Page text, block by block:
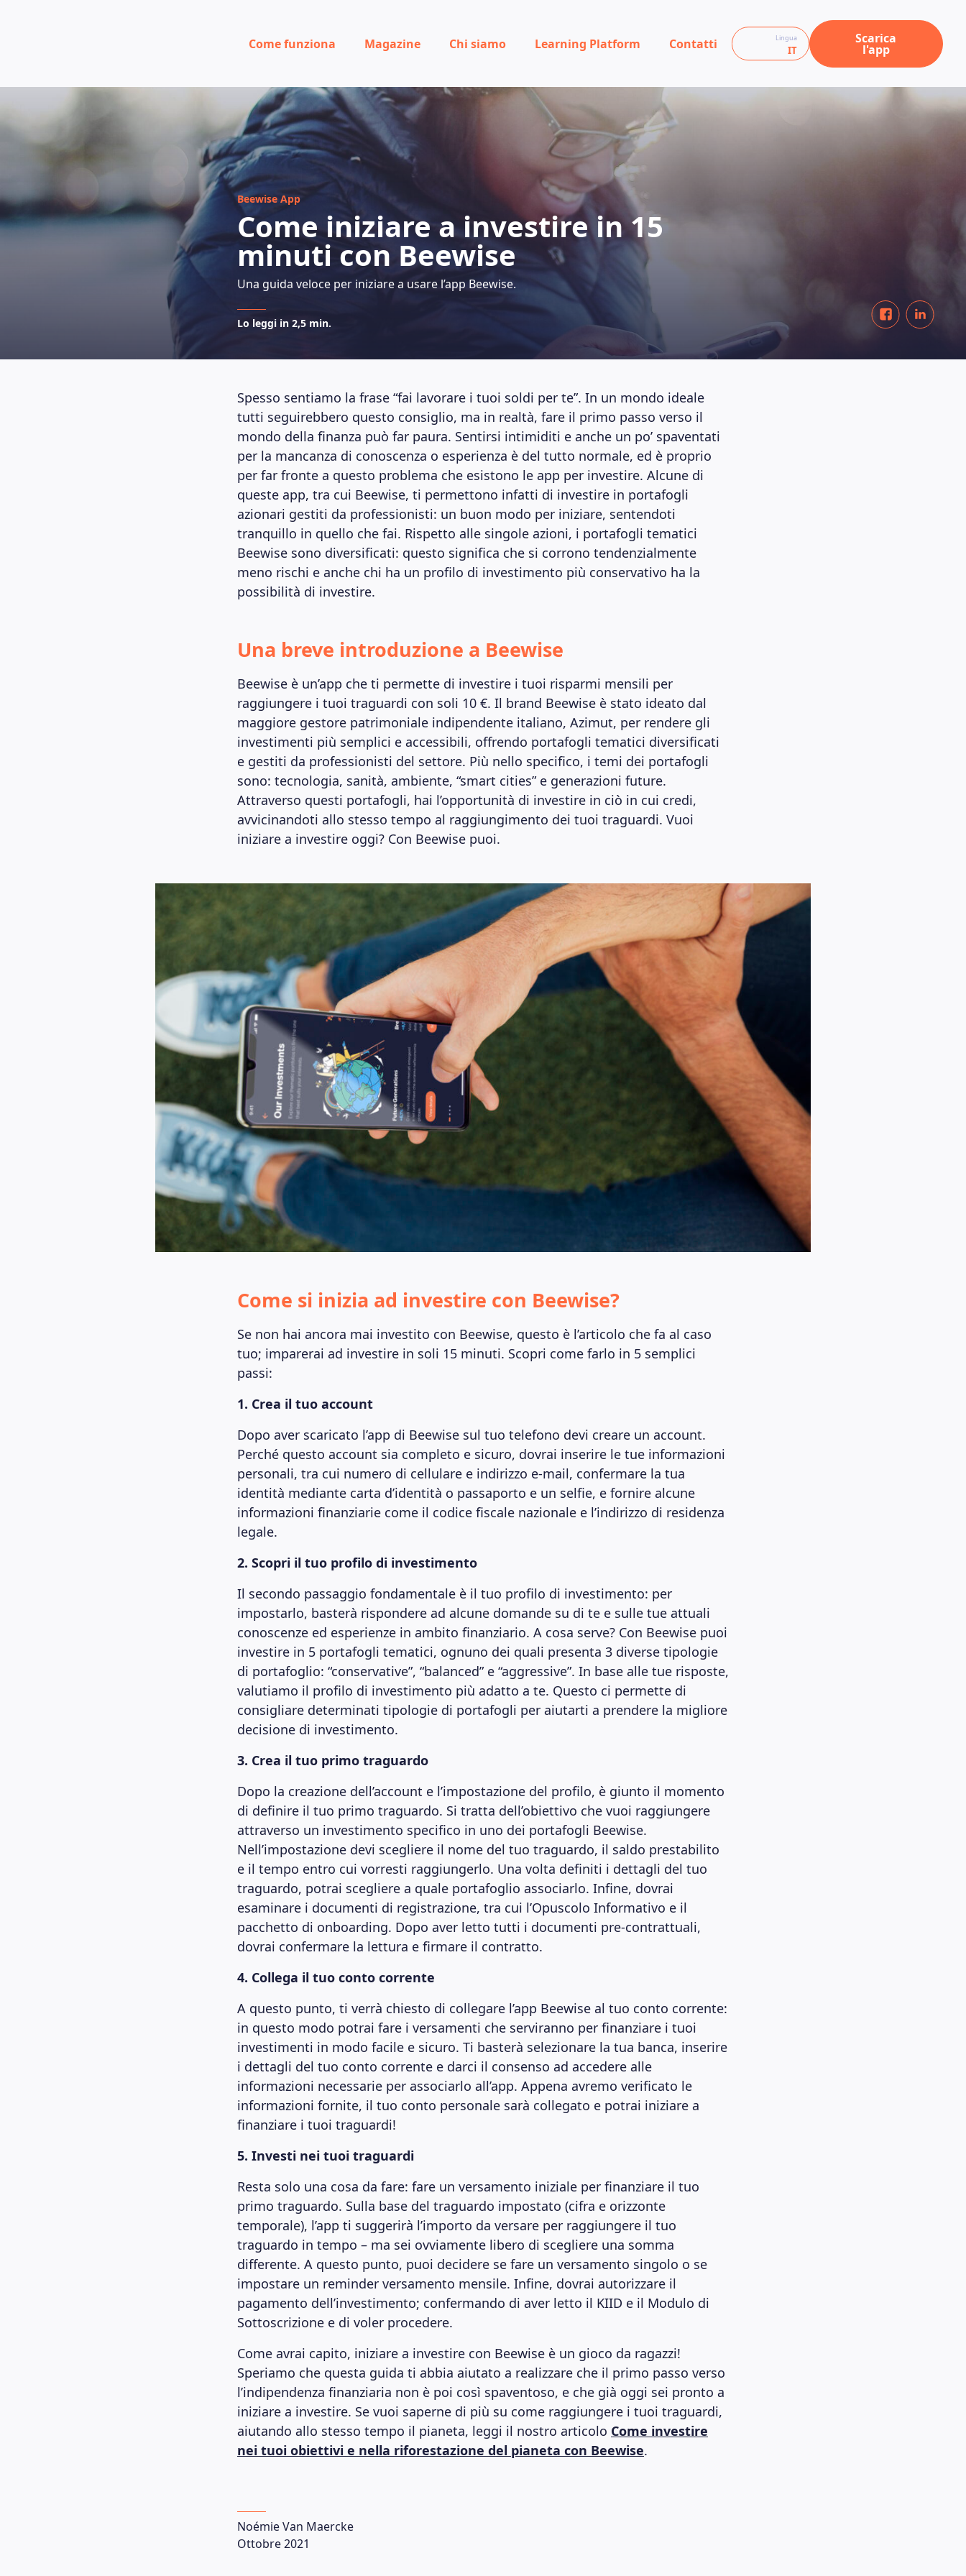
Come funziona Magazine Chi siamo Learning Platform Contatti Lingua
IT
Scarica
l'app
Beewise App
Come iniziare a investire in 15
minuti con Beewise
Una guida veloce per iniziare a usare l’app Beewise.
Lo leggi in 2,5 min.
Spesso sentiamo la frase “fai lavorare i tuoi soldi per te”. In un mondo ideale
tutti seguirebbero questo consiglio, ma in realtà, fare il primo passo verso il
mondo della finanza può far paura. Sentirsi intimiditi e anche un po’ spaventati
per la mancanza di conoscenza o esperienza è del tutto normale, ed è proprio
per far fronte a questo problema che esistono le app per investire. Alcune di
queste app, tra cui Beewise, ti permettono infatti di investire in portafogli
azionari gestiti da professionisti: un buon modo per iniziare, sentendoti
tranquillo in quello che fai. Rispetto alle singole azioni, i portafogli tematici
Beewise sono diversificati: questo significa che si corrono tendenzialmente
meno rischi e anche chi ha un profilo di investimento più conservativo ha la
possibilità di investire.
Una breve introduzione a Beewise
Beewise è un’app che ti permette di investire i tuoi risparmi mensili per
raggiungere i tuoi traguardi con soli 10 €. Il brand Beewise è stato ideato dal
maggiore gestore patrimoniale indipendente italiano, Azimut, per rendere gli
investimenti più semplici e accessibili, offrendo portafogli tematici diversificati
e gestiti da professionisti del settore. Più nello specifico, i temi dei portafogli
sono: tecnologia, sanità, ambiente, “smart cities” e generazioni future.
Attraverso questi portafogli, hai l’opportunità di investire in ciò in cui credi,
avvicinandoti allo stesso tempo al raggiungimento dei tuoi traguardi. Vuoi
iniziare a investire oggi? Con Beewise puoi.
Come si inizia ad investire con Beewise?
Se non hai ancora mai investito con Beewise, questo è l’articolo che fa al caso
tuo; imparerai ad investire in soli 15 minuti. Scopri come farlo in 5 semplici
passi:
1. Crea il tuo account
Dopo aver scaricato l’app di Beewise sul tuo telefono devi creare un account.
Perché questo account sia completo e sicuro, dovrai inserire le tue informazioni
personali, tra cui numero di cellulare e indirizzo e-mail, confermare la tua
identità mediante carta d’identità o passaporto e un selfie, e fornire alcune
informazioni finanziarie come il codice fiscale nazionale e l’indirizzo di residenza
legale.
2. Scopri il tuo profilo di investimento
Il secondo passaggio fondamentale è il tuo profilo di investimento: per
impostarlo, basterà rispondere ad alcune domande su di te e sulle tue attuali
conoscenze ed esperienze in ambito finanziario. A cosa serve? Con Beewise puoi
investire in 5 portafogli tematici, ognuno dei quali presenta 3 diverse tipologie
di portafoglio: “conservative”, “balanced” e “aggressive”. In base alle tue risposte,
valutiamo il profilo di investimento più adatto a te. Questo ci permette di
consigliare determinati tipologie di portafogli per aiutarti a prendere la migliore
decisione di investimento.
3. Crea il tuo primo traguardo
Dopo la creazione dell’account e l’impostazione del profilo, è giunto il momento
di definire il tuo primo traguardo. Si tratta dell’obiettivo che vuoi raggiungere
attraverso un investimento specifico in uno dei portafogli Beewise.
Nell’impostazione devi scegliere il nome del tuo traguardo, il saldo prestabilito
e il tempo entro cui vorresti raggiungerlo. Una volta definiti i dettagli del tuo
traguardo, potrai scegliere a quale portafoglio associarlo. Infine, dovrai
esaminare i documenti di registrazione, tra cui l’Opuscolo Informativo e il
pacchetto di onboarding. Dopo aver letto tutti i documenti pre-contrattuali,
dovrai confermare la lettura e firmare il contratto.
4. Collega il tuo conto corrente
A questo punto, ti verrà chiesto di collegare l’app Beewise al tuo conto corrente:
in questo modo potrai fare i versamenti che serviranno per finanziare i tuoi
investimenti in modo facile e sicuro. Ti basterà selezionare la tua banca, inserire
i dettagli del tuo conto corrente e darci il consenso ad accedere alle
informazioni necessarie per associarlo all’app. Appena avremo verificato le
informazioni fornite, il tuo conto personale sarà collegato e potrai iniziare a
finanziare i tuoi traguardi!
5. Investi nei tuoi traguardi
Resta solo una cosa da fare: fare un versamento iniziale per finanziare il tuo
primo traguardo. Sulla base del traguardo impostato (cifra e orizzonte
temporale), l’app ti suggerirà l’importo da versare per raggiungere il tuo
traguardo in tempo – ma sei ovviamente libero di scegliere una somma
differente. A questo punto, puoi decidere se fare un versamento singolo o se
impostare un reminder versamento mensile. Infine, dovrai autorizzare il
pagamento dell’investimento; confermando di aver letto il KIID e il Modulo di
Sottoscrizione e di voler procedere.
Come avrai capito, iniziare a investire con Beewise è un gioco da ragazzi!
Speriamo che questa guida ti abbia aiutato a realizzare che il primo passo verso
l’indipendenza finanziaria non è poi così spaventoso, e che già oggi sei pronto a
iniziare a investire. Se vuoi saperne di più su come raggiungere i tuoi traguardi,
aiutando allo stesso tempo il pianeta, leggi il nostro articolo Come investire
nei tuoi obiettivi e nella riforestazione del pianeta con Beewise.
Noémie Van Maercke
Ottobre 2021